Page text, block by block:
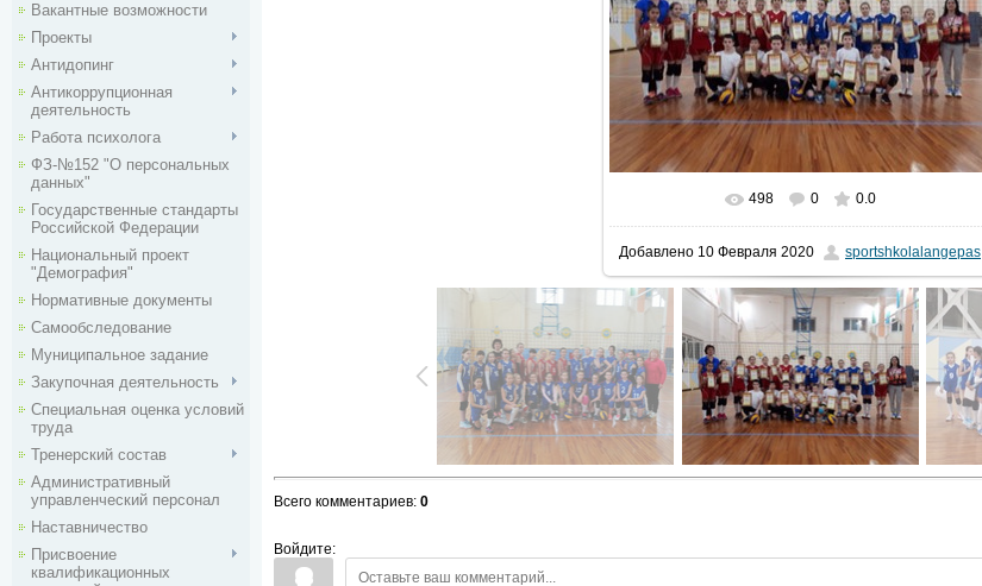
Вакантные возможности
Проекты
Антидопинг
Антикоррупционная
деятельность
Работа психолога
ФЗ-№152 "О персональных
данных"
Государственные стандарты
Российской Федерации
Национальный проект
"Демография"
Нормативные документы
Самообследование
Муниципальное задание
Закупочная деятельность
Специальная оценка условий
труда
Тренерский состав
Административный
управленческий персонал
Наставничество
Присвоение
квалификационных
498 0 0.0
Добавлено 10 Февраля 2020 sportshkolalangepas
Всего комментариев: 0
Войдите: